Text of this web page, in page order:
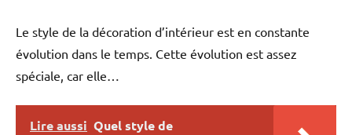
Le style de la décoration d’intérieur est en constante
évolution dans le temps. Cette évolution est assez
spéciale, car elle…
Lire aussi Quel style de